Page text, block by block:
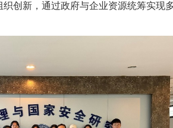
创新，通过政府与企业资源统筹实现